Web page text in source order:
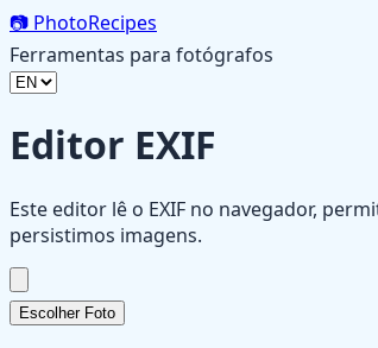
📷 PhotoRecipes
Ferramentas para fotógrafos
Editor EXIF
Este editor lê o EXIF no navegador,
persistimos imagens.
Escolher Foto